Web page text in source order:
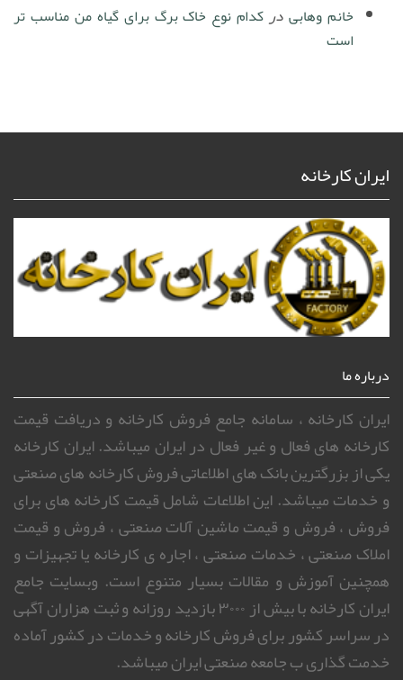
خانم وهابیدرکدام نوع خاک برگ برای گیاه من مناسب تر
است
ایران کارخانه
درباره ما
ایران کارخانه ، سامانه جامع فروش کارخانه و دریافت قیمت
کارخانه های فعال و غیر فعال در ایران میباشد. ایران کارخانه
یکی از بزرگترین بانک های اطلاعاتی فروش کارخانه های صنعتی
و خدمات میباشد. این اطلاعات شامل قیمت کارخانه های برای
فروش ، فروش و قیمت ماشین آلات صنعتی ، فروش و قیمت
املاک صنعتی ، خدمات صنعتی ، اجاره ی کارخانه یا تجهیزات و
همچنین آموزش و مقالات بسیار متنوع است. وبسایت جامع
ایران کارخانه با بیش از ۳۰۰۰ بازدید روزانه و ثبت هزاران آگهی
در سراسر کشور برای فروش کارخانه و خدمات در کشور آماده
خدمت گذاری ب جامعه صنعتی ایران میباشد.